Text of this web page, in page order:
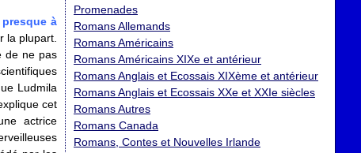
à
la plupart.
de ne pas
Ludmila
cet
actrice
Promenades
Romans Allemands
Romans Américains
Romans Américains XIXe et antérieur
Romans Anglais et Ecossais XIXème et antérieur
Romans Anglais et Ecossais XXe et XXIe siècles
Romans Autres
Romans Canada
Romans, Contes et Nouvelles Irlande